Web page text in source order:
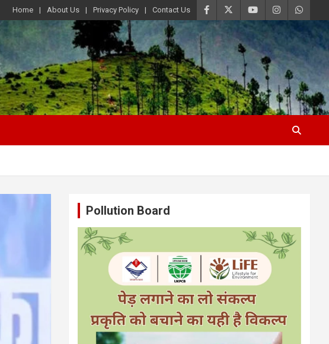
Home About Us Privacy Policy Contact Us
Pollution Board